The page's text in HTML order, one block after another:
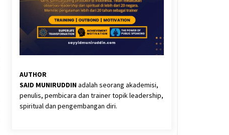
Eksistensi Iran dalam Tiga Ayat:
Memahami Aliansi Yahudi dan
Kristen dalam Dinamika Nubuwwat
4 months ago
AUTHOR
SAID MUNIRUDDINadalah seorang akademisi,
penulis, pembicara dan trainer topik leadership,
spiritual dan pengembangan diri.